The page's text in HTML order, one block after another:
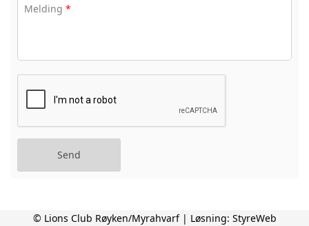
Melding *
© Lions Club Røyken/Myrahvarf | Løsning: StyreWeb